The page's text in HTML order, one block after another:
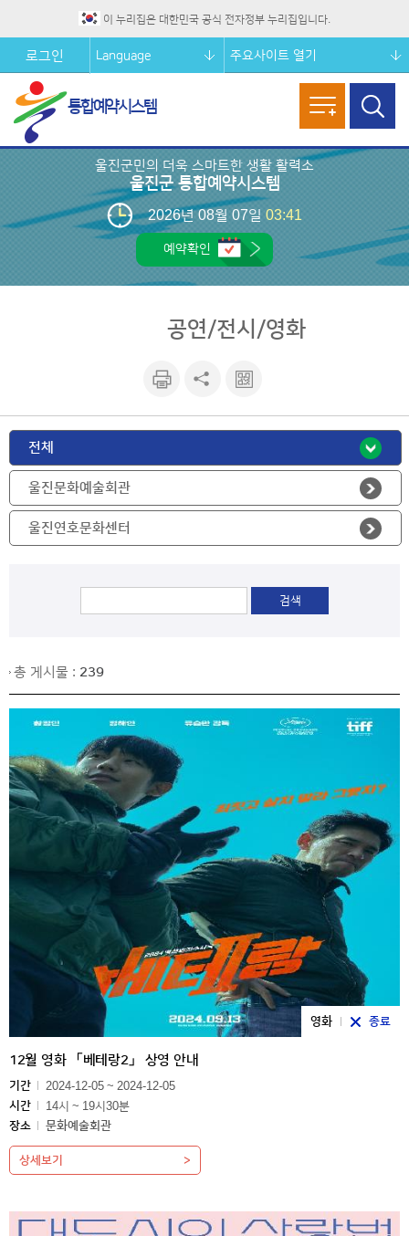
이 누리집은 대한민국 공식 전자정부 누리집입니다.
주요사이트 열기
통합예약시스템
로그인 Language
열기
울진군민의 더욱 스마트한 생활 활력소
울진군 통합예약시스템
2026년 08월 07일 03:41
예약확인
공연/전시/영화
기
기
크 보기
전체
울진문화예술회관
울진연호문화센터
총 게시물 : 239
영화 종료
12월 영화 「베테랑2」 상영 안내
기간
2024-12-05 ~ 2024-12-05
시간
14시 ~ 19시30분
장소
문화예술회관
상세보기